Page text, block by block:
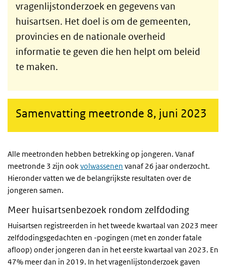
vragenlijstonderzoek en gegevens van
huisartsen. Het doel is om de gemeenten,
provincies en de nationale overheid
informatie te geven die hen helpt om beleid
te maken.
Samenvatting meetronde 8, juni 2023
Alle meetronden hebben betrekking op jongeren. Vanaf
meetronde 3 zijn ookvolwassenen vanaf 26 jaar onderzocht.
Hieronder vatten we de belangrijkste resultaten over de
jongeren samen.
Meer huisartsenbezoek rondom zelfdoding
Huisartsen registreerden in het tweede kwartaal van 2023 meer
zelfdodingsgedachten en -pogingen (met en zonder fatale
afloop) onder jongeren dan in het eerste kwartaal van 2023. En
47% meer dan in 2019. In het vragenlijstonderzoek gaven